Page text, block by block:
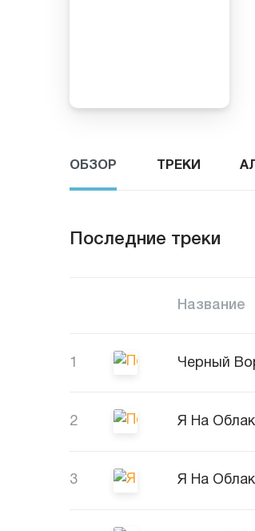
ОБЗОР ТРЕКИ
Последние треки
Название
1 Черный
2 Я На
3 Я На